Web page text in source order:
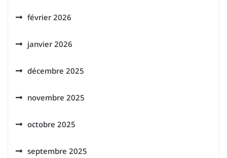
février 2026
janvier 2026
décembre 2025
novembre 2025
octobre 2025
septembre 2025